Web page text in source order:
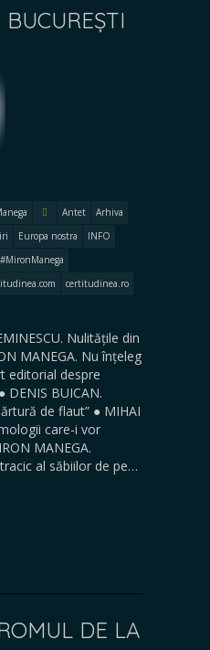
Antet
Arhiva
Europa nostra
INFO
#MironManega
certitudinea.ro
Nulitățile din
MANEGA. Nu înțeleg
editorial despre
DENIS BUICAN.
de flaut” ● MIHAI
care-i vor
MANEGA.
al săbiilor de pe…
DE LA